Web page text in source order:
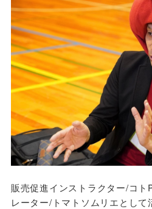
販売促進インストラクター/コト
レーター/トマトソムリエとし